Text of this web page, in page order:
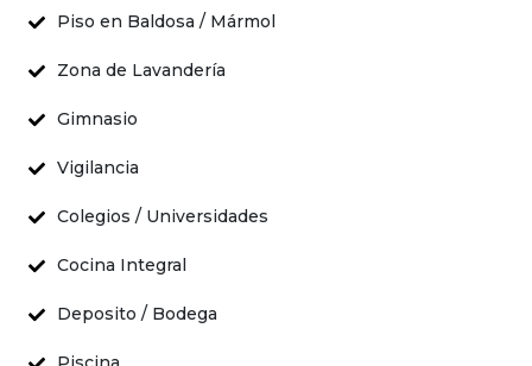
Piso en Baldosa / Mármol
Zona de Lavandería
Gimnasio
Vigilancia
Colegios / Universidades
Cocina Integral
Deposito / Bodega